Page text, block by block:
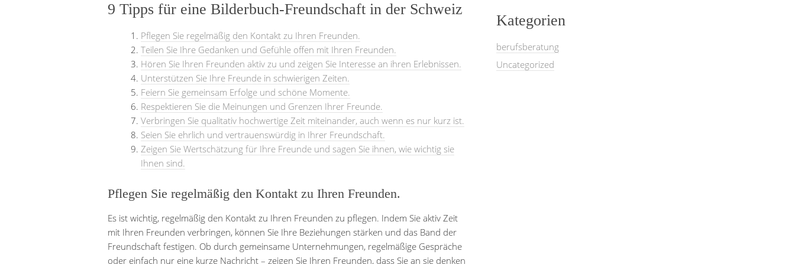
9 Tipps für eine Bilderbuch-Freundschaft in der Schweiz
Pflegen Sie regelmäßig den Kontakt zu Ihren Freunden.
Teilen Sie Ihre Gedanken und Gefühle offen mit Ihren Freunden.
Hören Sie Ihren Freunden aktiv zu und zeigen Sie Interesse an ihren Erlebnissen.
Unterstützen Sie Ihre Freunde in schwierigen Zeiten.
Feiern Sie gemeinsam Erfolge und schöne Momente.
Respektieren Sie die Meinungen und Grenzen Ihrer Freunde.
Verbringen Sie qualitativ hochwertige Zeit miteinander, auch wenn es nur kurz ist.
Seien Sie ehrlich und vertrauenswürdig in Ihrer Freundschaft.
Zeigen Sie Wertschätzung für Ihre Freunde und sagen Sie ihnen, wie wichtig sie
Ihnen sind.
Pflegen Sie regelmäßig den Kontakt zu Ihren Freunden.
Es ist wichtig, regelmäßig den Kontakt zu Ihren Freunden zu pflegen. Indem Sie aktiv Zeit
mit Ihren Freunden verbringen, können Sie Ihre Beziehungen stärken und das Band der
Freundschaft festigen. Ob durch gemeinsame Unternehmungen, regelmäßige Gespräche
oder einfach nur eine kurze Nachricht – zeigen Sie Ihren Freunden, dass Sie an sie denken
Kategorien
berufsberatung
Uncategorized